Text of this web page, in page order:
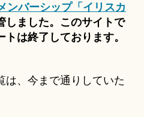
ンバーシップ「イリスカ
しました。このサイトで
は終了しております。
は、今まで通りしていた